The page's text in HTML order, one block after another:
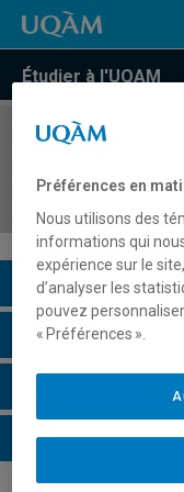
Étudier à l'UQAM
COURS//
destinations
Description du
Horaire - Été 2026
Horaire - Automne
Horaire - Hiver
Préférences en
Nous utilisons des
informations qui
expérience sur le
d’analyser les
pouvez
« Préférences ».